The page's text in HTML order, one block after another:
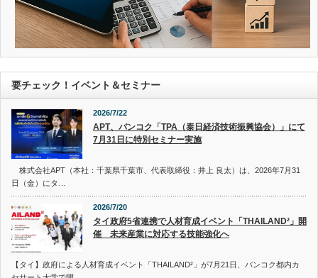
要チェック！イベント＆セミナー
2026/7/22
APT、バンコク「TPA（泰日経済技術振興協会）」にて
7月31日に特別セミナー実施
株式会社APT（本社：千葉県千葉市、代表取締役：井上 良太）は、2026年7月31
日（金）にタ…
2026/7/20
タイ政府5省連携で人材育成イベント「THAILAND²」開
催 未来産業に対応する技能強化へ
【タイ】政府による人材育成イベント「THAILAND²」が7月21日、バンコク都内カ